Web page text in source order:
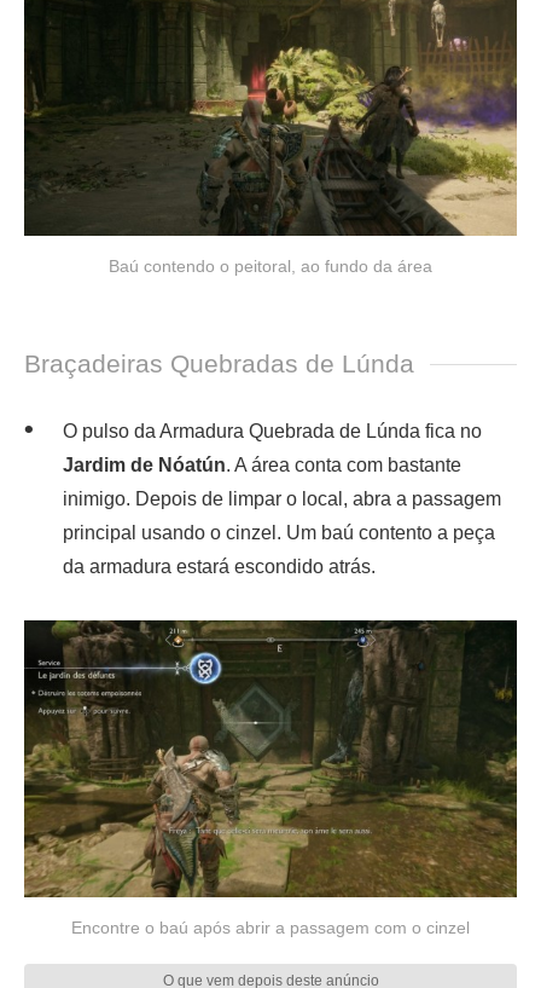
Baú contendo o peitoral, ao fundo da área
Braçadeiras Quebradas de Lúnda
O pulso da Armadura Quebrada de Lúnda fica no
Jardim de Nóatún. A área conta com bastante
inimigo. Depois de limpar o local, abra a passagem
principal usando o cinzel. Um baú contento a peça
da armadura estará escondido atrás.
Encontre o baú após abrir a passagem com o cinzel